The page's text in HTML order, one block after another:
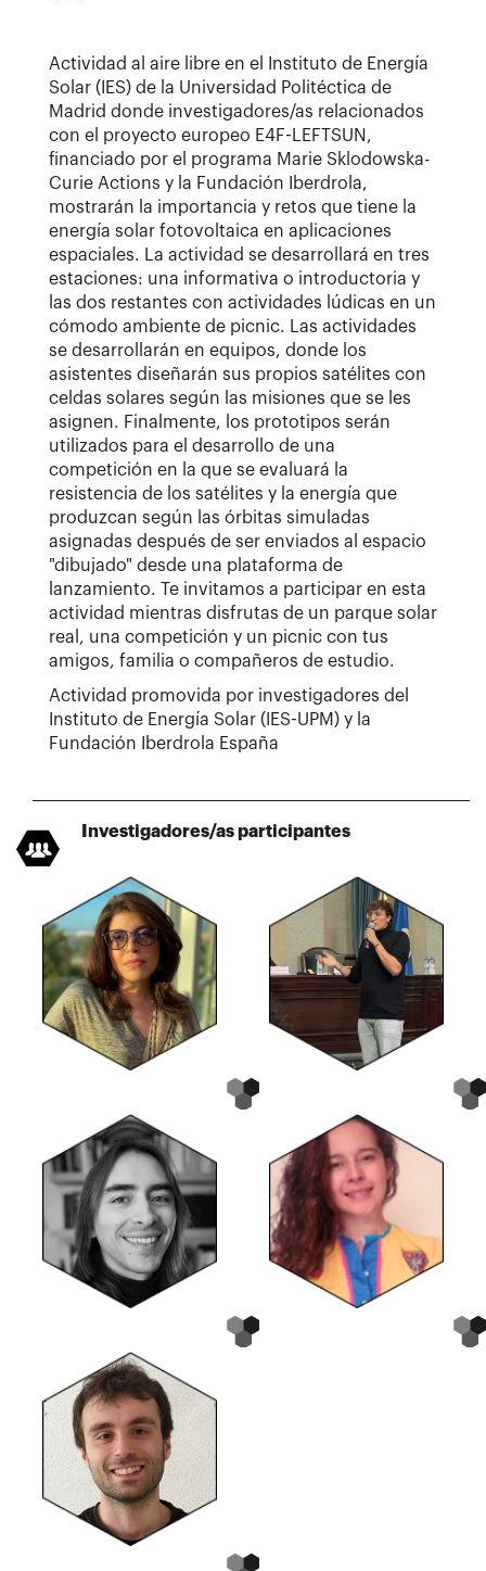
Actividad al aire libre en el Instituto de Energía
Solar (IES) de la Universidad Politéctica de
Madrid donde investigadores/as relacionados
con el proyecto europeo E4F-LEFTSUN,
financiado por el programa Marie Sklodowska-
Curie Actions y la Fundación Iberdrola,
mostrarán la importancia y retos que tiene la
energía solar fotovoltaica en aplicaciones
espaciales. La actividad se desarrollará en tres
estaciones: una informativa o introductoria y
las dos restantes con actividades lúdicas en un
cómodo ambiente de picnic. Las actividades
se desarrollarán en equipos, donde los
asistentes diseñarán sus propios satélites con
celdas solares según las misiones que se les
asignen. Finalmente, los prototipos serán
utilizados para el desarrollo de una
competición en la que se evaluará la
resistencia de los satélites y la energía que
produzcan según las órbitas simuladas
asignadas después de ser enviados al espacio
"dibujado" desde una plataforma de
lanzamiento. Te invitamos a participar en esta
actividad mientras disfrutas de un parque solar
real, una competición y un picnic con tus
amigos, familia o compañeros de estudio.
Actividad promovida por investigadores del
Instituto de Energía Solar (IES-UPM) y la
Fundación Iberdrola España
Investigadores/as participantes